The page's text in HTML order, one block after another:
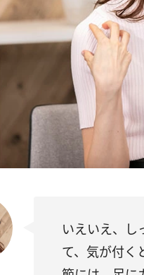
いえいえ、
て、気が付く